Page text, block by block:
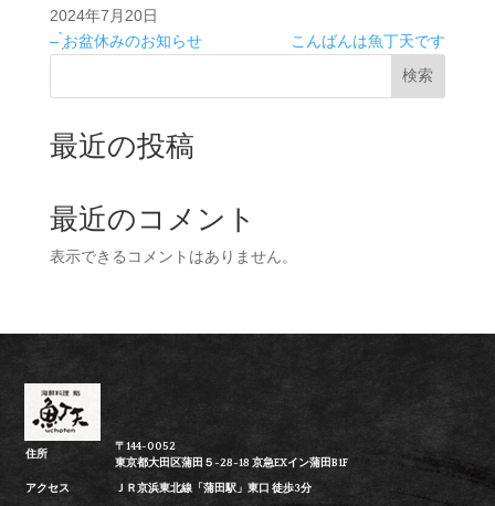
2024年7月20日
– ̗̀お盆休みのお知らせ
こんばんは魚丁天です
検索
最近の投稿
最近のコメント
表示できるコメントはありません。
住所
〒144-0052
東京都大田区蒲田５-28-18 京急EXイン蒲田B1F
アクセス ＪＲ京浜東北線「蒲田駅」東口 徒歩3分